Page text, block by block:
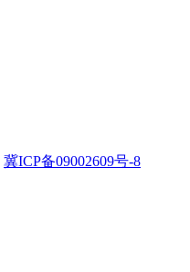
冀ICP备09002609号-8